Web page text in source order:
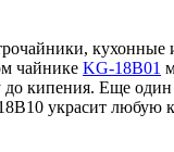
чайнике KG-18В01
до кипения. Еще
украсит любую